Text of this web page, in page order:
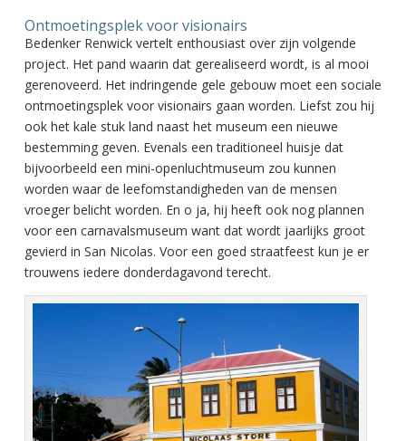
Ontmoetingsplek voor visionairs
Bedenker Renwick vertelt enthousiast over zijn volgende
project. Het pand waarin dat gerealiseerd wordt, is al mooi
gerenoveerd. Het indringende gele gebouw moet een sociale
ontmoetingsplek voor visionairs gaan worden. Liefst zou hij
ook het kale stuk land naast het museum een nieuwe
bestemming geven. Evenals een traditioneel huisje dat
bijvoorbeeld een mini-openluchtmuseum zou kunnen
worden waar de leefomstandigheden van de mensen
vroeger belicht worden. En o ja, hij heeft ook nog plannen
voor een carnavalsmuseum want dat wordt jaarlijks groot
gevierd in San Nicolas. Voor een goed straatfeest kun je er
trouwens iedere donderdagavond terecht.